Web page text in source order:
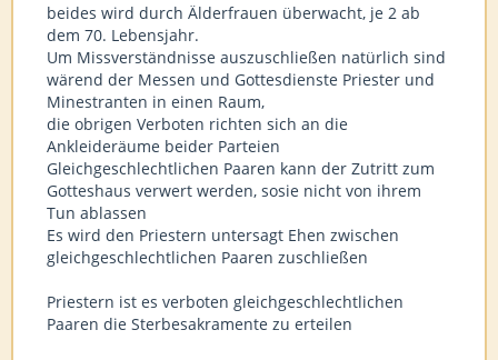
beides wird durch Älderfrauen überwacht, je 2 ab
dem 70. Lebensjahr.
Um Missverständnisse auszuschließen natürlich sind
wärend der Messen und Gottesdienste Priester und
Minestranten in einen Raum,
die obrigen Verboten richten sich an die
Ankleideräume beider Parteien
Gleichgeschlechtlichen Paaren kann der Zutritt zum
Gotteshaus verwert werden, sosie nicht von ihrem
Tun ablassen
Es wird den Priestern untersagt Ehen zwischen
gleichgeschlechtlichen Paaren zuschließen
Priestern ist es verboten gleichgeschlechtlichen
Paaren die Sterbesakramente zu erteilen